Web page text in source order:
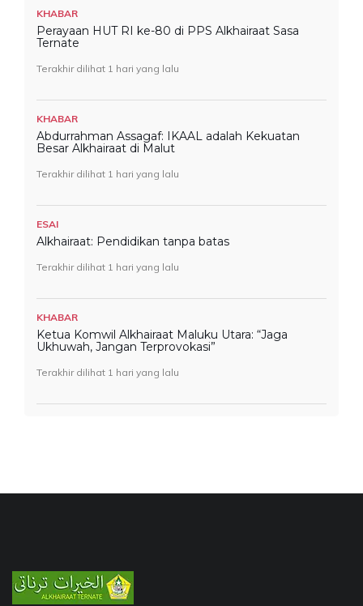
KHABAR
Perayaan HUT RI ke-80 di PPS Alkhairaat Sasa
Ternate
Terakhir dilihat 1 hari yang lalu
KHABAR
Abdurrahman Assagaf: IKAAL adalah Kekuatan
Besar Alkhairaat di Malut
Terakhir dilihat 1 hari yang lalu
ESAI
Alkhairaat: Pendidikan tanpa batas
Terakhir dilihat 1 hari yang lalu
KHABAR
Ketua Komwil Alkhairaat Maluku Utara: “Jaga
Ukhuwah, Jangan Terprovokasi”
Terakhir dilihat 1 hari yang lalu